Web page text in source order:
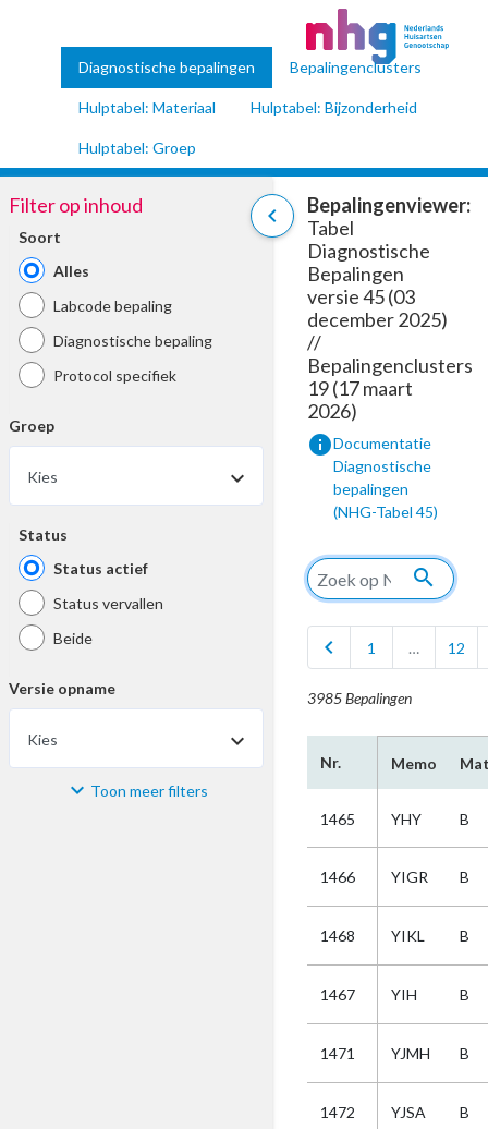
Diagnostische bepalingen Bepalingenclusters
Hulptabel: Materiaal Hulptabel: Bijzonderheid
Hulptabel: Groep
chevron_left
Filter op inhoud
Soort
Alles
Labcode bepaling
Diagnostische bepaling
Protocol specifiek
Groep
Kies
Status
Status actief
Status vervallen
Beide
Versie opname
Kies
Materiaal Toon meer filters
Bepalingenviewer:
Tabel
Diagnostische
Bepalingen
versie 45 (03
december 2025)
//
Bepalingenclusters
19 (17 maart
2026)
infoDocumentatie
Diagnostische
bepalingen
(NHG-Tabel 45)
search
chevron_left 1 … 12
3985 Bepalingen
Nr. Memo
1465 YHY B
1466 YIGR B
1468 YIKL B
1467 YIH B
1471 YJMH B
1472 YJSA B